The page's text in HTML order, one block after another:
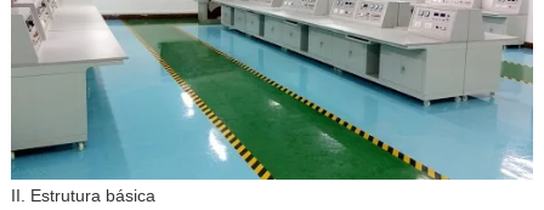
II. Estrutura básica